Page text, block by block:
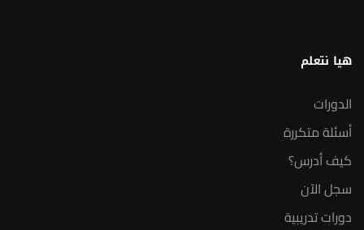
هيا نتعلم
الدورات
أسئلة متكررة
كيف أدرس؟
سجل الآن
دورات تدريبية